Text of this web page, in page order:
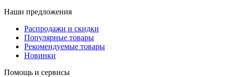
Наши предложения
Распродажи и скидки
Популярные товары
Рекомендуемые товары
Новинки
Помощь и сервисы